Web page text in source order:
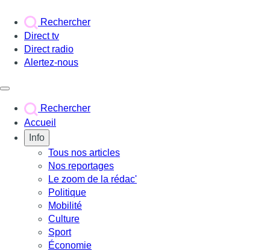
Rechercher
Direct tv
Direct radio
Alertez-nous
Rechercher
Accueil
Info
Tous nos articles
Nos reportages
Le zoom de la rédac'
Politique
Mobilité
Culture
Sport
Économie